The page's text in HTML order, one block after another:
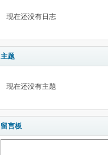
现在还没有日志
主题
现在还没有主题
留言板